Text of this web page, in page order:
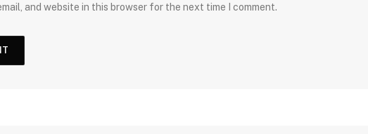
and website in this browser for the next time I comment.